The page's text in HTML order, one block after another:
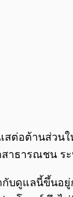
แสต่อต้านส่ว
าธารณชน ระ
ำกับดูแลนี้ขึ้น